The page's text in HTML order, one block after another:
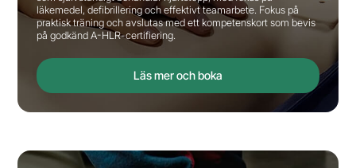
läkemedel, defibrillering och effektivt teamarbete. Fokus på
praktisk träning och avslutas med ett kompetenskort som bevis
på godkänd A-HLR-certifiering.
Läs mer och boka